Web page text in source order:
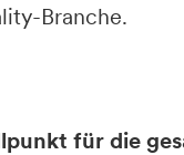
Branche.
für die